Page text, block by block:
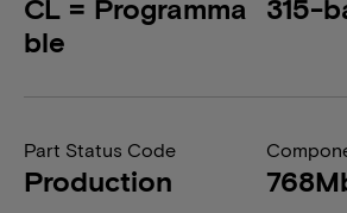
CL = Programma
ble
315-
Part Status Code
Production